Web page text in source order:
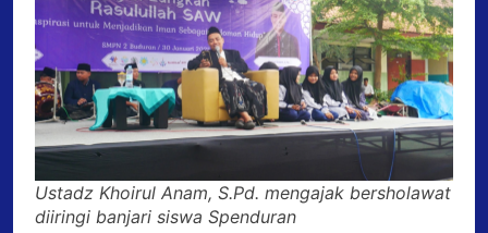
Ustadz Khoirul Anam, S.Pd. mengajak bersholawat
diiringi banjari siswa Spenduran